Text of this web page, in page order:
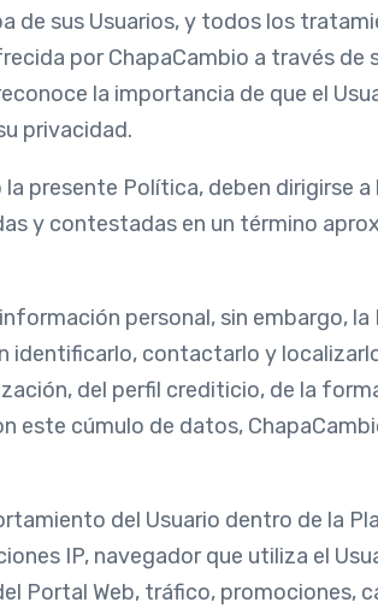
sus Usuarios, y todos los
por ChapaCambio a través
la importancia de que el
privacidad.
presente Política, deben dirigirse
y contestadas en un término
personal, sin embargo,
contactarlo y
del perfil crediticio, de la
este cúmulo de datos,
del Usuario dentro de la
IP, navegador que utiliza el
Portal Web, tráfico, promociones,